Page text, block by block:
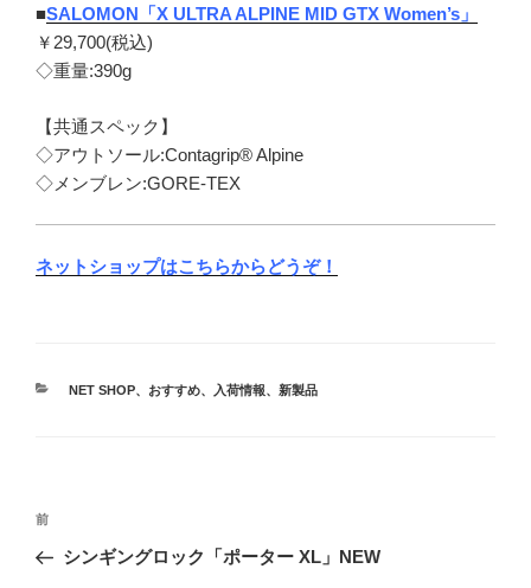
■SALOMON「X ULTRA ALPINE MID GTX Women’s」
￥29,700(税込)
◇重量:390g
【共通スペック】
◇アウトソール:Contagrip® Alpine
◇メンブレン:GORE-TEX
ネットショップはこちらからどうぞ！
カ
NET SHOP、 おすすめ、 入荷情報、 新製品
投
ナ
前
の
前
シンギングロック「ポーター XL」NEW